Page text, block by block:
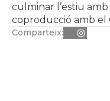
culminar l’estiu
coproducció amb el
Comparteix: